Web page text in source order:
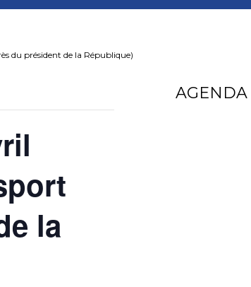
du président de la République)
la
AGENDA